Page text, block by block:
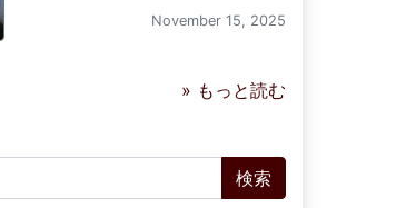
November 15, 2025
» もっと読む